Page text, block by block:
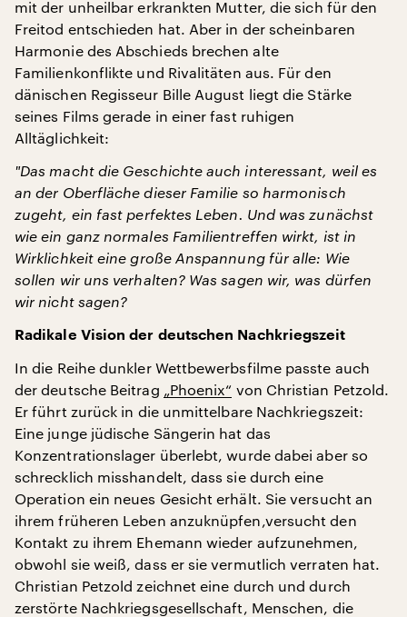
mit der unheilbar erkrankten Mutter, die sich für den
Freitod entschieden hat. Aber in der scheinbaren
Harmonie des Abschieds brechen alte
Familienkonflikte und Rivalitäten aus. Für den
dänischen Regisseur Bille August liegt die Stärke
seines Films gerade in einer fast ruhigen
Alltäglichkeit:
"Das macht die Geschichte auch interessant, weil es
an der Oberfläche dieser Familie so harmonisch
zugeht, ein fast perfektes Leben. Und was zunächst
wie ein ganz normales Familientreffen wirkt, ist in
Wirklichkeit eine große Anspannung für alle: Wie
sollen wir uns verhalten? Was sagen wir, was dürfen
wir nicht sagen?
Radikale Vision der deutschen Nachkriegszeit
In die Reihe dunkler Wettbewerbsfilme passte auch
der deutsche Beitrag „Phoenix“ von Christian Petzold.
Er führt zurück in die unmittelbare Nachkriegszeit:
Eine junge jüdische Sängerin hat das
Konzentrationslager überlebt, wurde dabei aber so
schrecklich misshandelt, dass sie durch eine
Operation ein neues Gesicht erhält. Sie versucht an
ihrem früheren Leben anzuknüpfen,versucht den
Kontakt zu ihrem Ehemann wieder aufzunehmen,
obwohl sie weiß, dass er sie vermutlich verraten hat.
Christian Petzold zeichnet eine durch und durch
zerstörte Nachkriegsgesellschaft, Menschen, die